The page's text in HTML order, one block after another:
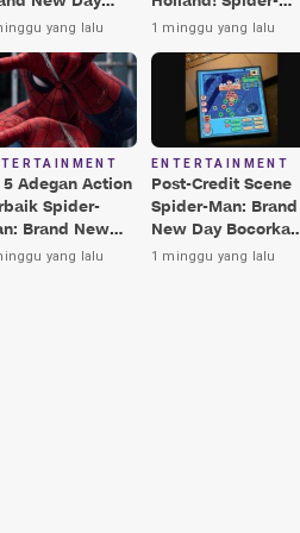
Nomor 3
yang lalu
Man: Brand New
Terbaik Era MCU
1 minggu yang lalu
5 Adegan Action
Spider-
Brand New
Ada Hulk vs
yang lalu
ENTERTAINMENT
Post-Credit Scene
Spider-Man: Brand
New Day Bocorkan
Lokasi Peter di Luar
1 minggu yang lalu